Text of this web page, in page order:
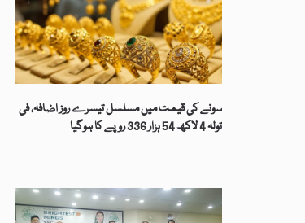
سونے کی قیمت میں مسلسل تیسرے روز اضافہ، فی
تولہ 4 لاکھ 54 ہزار 336 روپے کا ہوگیا